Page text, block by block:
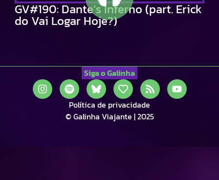
GV#190: Dante’s Inferno (part. Erick
do Vai Logar Hoje?)
Siga o Galinha
Política de privacidade
© Galinha Viajante | 2025